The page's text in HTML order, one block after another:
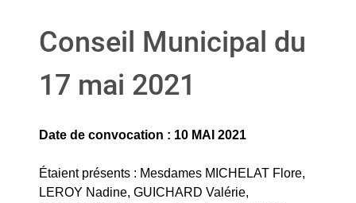
Conseil Municipal du
17 mai 2021
Date de convocation : 10 MAI 2021
Étaient présents : Mesdames MICHELAT Flore,
LEROY Nadine, GUICHARD Valérie,